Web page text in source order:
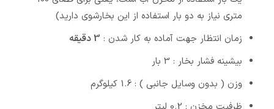
متری نیاز به دو بار استفاده از این بخارشوی دارید)
زمان انتظار جهت آماده به کار شدن : 3 دقیقه
بیشینه فشار بخار : 3 بار
وزن ( بدون وسایل جانبی ) : 1.6 کیلوگرم